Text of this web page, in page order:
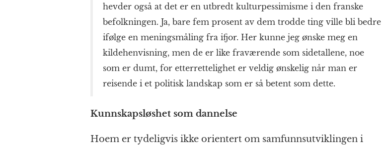
hevder også at det er en utbredt kulturpessimisme i den franske
befolkningen. Ja, bare fem prosent av dem trodde ting ville bli bedre
ifølge en meningsmåling fra ifjor. Her kunne jeg ønske meg en
kildehenvisning, men de er like fraværende som sidetallene, noe
som er dumt, for etterrettelighet er veldig ønskelig når man er
reisende i et politisk landskap som er så betent som dette.
Kunnskapsløshet som dannelse
Hoem er tydeligvis ikke orientert om samfunnsutviklingen i